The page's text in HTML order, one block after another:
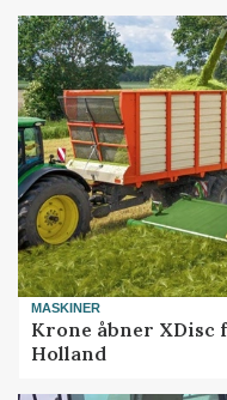
MASKINER
Krone åbner XDisc
Holland